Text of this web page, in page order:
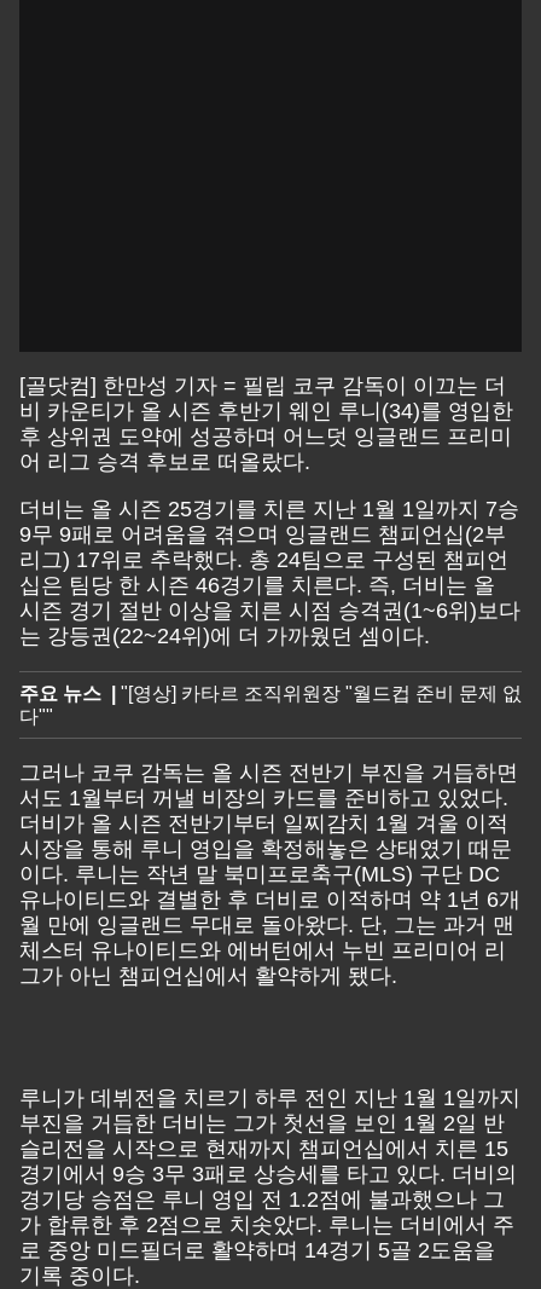
[골닷컴] 한만성 기자 = 필립 코쿠 감독이 이끄는 더
비 카운티가 올 시즌 후반기 웨인 루니(34)를 영입한
후 상위권 도약에 성공하며 어느덧 잉글랜드 프리미
어 리그 승격 후보로 떠올랐다.
더비는 올 시즌 25경기를 치른 지난 1월 1일까지 7승
9무 9패로 어려움을 겪으며 잉글랜드 챔피언십(2부
리그) 17위로 추락했다. 총 24팀으로 구성된 챔피언
십은 팀당 한 시즌 46경기를 치른다. 즉, 더비는 올
시즌 경기 절반 이상을 치른 시점 승격권(1~6위)보다
는 강등권(22~24위)에 더 가까웠던 셈이다.
주요 뉴스 | "​[영상] 카타르 조직위원장 "월드컵 준비 문제 없
다""
그러나 코쿠 감독는 올 시즌 전반기 부진을 거듭하면
서도 1월부터 꺼낼 비장의 카드를 준비하고 있었다.
더비가 올 시즌 전반기부터 일찌감치 1월 겨울 이적
시장을 통해 루니 영입을 확정해놓은 상태였기 때문
이다. 루니는 작년 말 북미프로축구(MLS) 구단 DC
유나이티드와 결별한 후 더비로 이적하며 약 1년 6개
월 만에 잉글랜드 무대로 돌아왔다. 단, 그는 과거 맨
체스터 유나이티드와 에버턴에서 누빈 프리미어 리
그가 아닌 챔피언십에서 활약하게 됐다.
루니가 데뷔전을 치르기 하루 전인 지난 1월 1일까지
부진을 거듭한 더비는 그가 첫선을 보인 1월 2일 반
슬리전을 시작으로 현재까지 챔피언십에서 치른 15
경기에서 9승 3무 3패로 상승세를 타고 있다. 더비의
경기당 승점은 루니 영입 전 1.2점에 불과했으나 그
가 합류한 후 2점으로 치솟았다. 루니는 더비에서 주
로 중앙 미드필더로 활약하며 14경기 5골 2도움을
기록 중이다.